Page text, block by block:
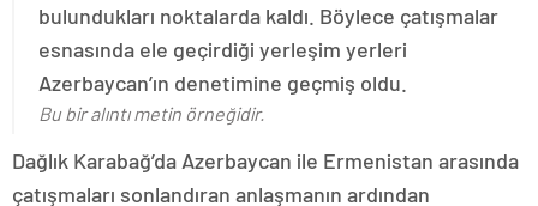
bulundukları noktalarda kaldı. Böylece çatışmalar
esnasında ele geçirdiği yerleşim yerleri
Azerbaycan’ın denetimine geçmiş oldu.
Bu bir alıntı metin örneğidir.
Dağlık Karabağ’da Azerbaycan ile Ermenistan arasında
çatışmaları sonlandıran anlaşmanın ardından